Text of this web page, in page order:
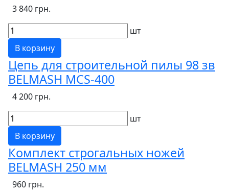
3 840 грн.
шт
В корзину
Цепь для строительной пилы 98 зв
BELMASH MCS-400
4 200 грн.
шт
В корзину
Комплект строгальных ножей
BELMASH 250 мм
960 грн.